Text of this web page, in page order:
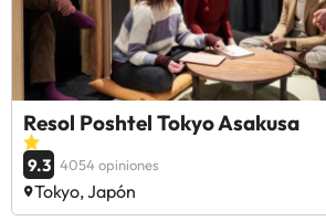
Resol Poshtel Tokyo Asakusa
9.3 4054 opiniones
Tokyo, Japón